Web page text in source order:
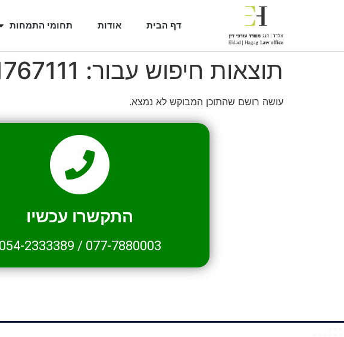
דף הבית אודות תחומי התמחות
תוצאות חיפוש עבור:
עושה רושם שהתוכן המבוקש לא נמצא.
התקשרו עכשיו
077-7880003
/
054-2333389